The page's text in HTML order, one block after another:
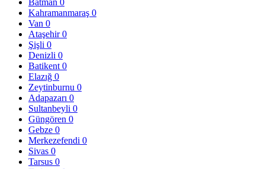
Kahramanmaraş 0
Van 0
Ataşehir0
Şişli 0
Denizli 0
Batikent 0
Elazığ 0
Zeytinburnu 0
Adapazarı 0
Sultanbeyli 0
Güngören 0
Gebze 0
Merkezefendi 0
Sivas 0
Tarsus 0